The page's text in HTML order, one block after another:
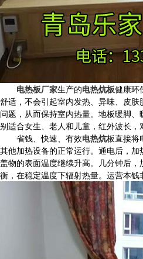
电热板厂家生产的电热炕板健康环
舒适，不会引起室内发热、异味、皮
问题，从而保持室内热量。地板暖脚
别适合女生、老人和儿童，红外波长，
省钱、快速、有效电热炕板直接将
其他加热设备的正常运行。通电后，
盖物的表面温度继续升高。几分钟后
衡，在稳定温度下辐射热量。运营本钱